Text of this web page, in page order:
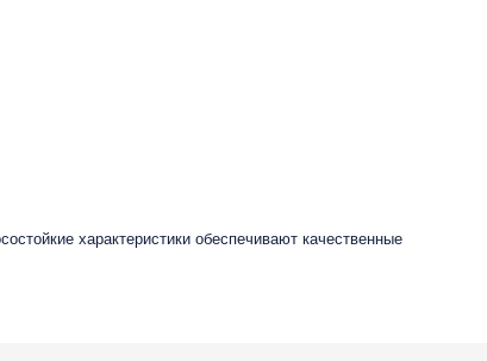
характеристики обеспечивают качественные